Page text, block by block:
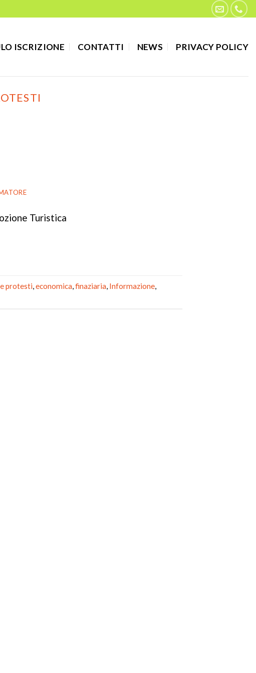
ISCRIZIONE CONTATTI NEWS PRIVACY POLICY
Turistica
protesti,economica,finaziaria, Informazione,